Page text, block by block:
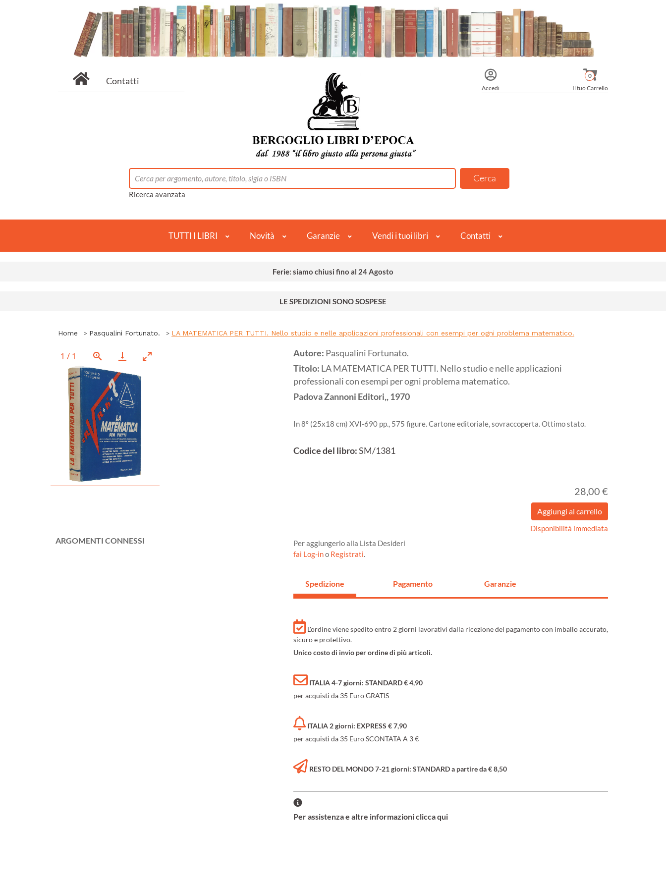
Contatti
Accedi Il tuo Carrello
0
Ricerca avanzata
TUTTI I LIBRI Novità Garanzie Vendi i tuoi libri Contatti
Ferie: siamo chiusi fino al 24 Agosto
LE SPEDIZIONI SONO SOSPESE
Home Pasqualini Fortunato. LA MATEMATICA PER TUTTI. Nello studio e nelle applicazioni professionali con esempi per ogni problema matematico.
1 / 1
ARGOMENTI CONNESSI
Autore: Pasqualini Fortunato.
Titolo: LA MATEMATICA PER TUTTI. Nello studio e nelle applicazioni
professionali con esempi per ogni problema matematico.
PadovaZannoni Editori,,1970
In 8º (25x18 cm) XVI-690 pp., 575 figure. Cartone editoriale, sovraccoperta. Ottimo stato.
Codice del libro:SM/1381
28,00 €
Disponibilità immediata
Per aggiungerlo alla Lista Desideri
fai Log-ino Registrati.
Spedizione Pagamento Garanzie
L'ordine viene spedito entro 2 giorni lavorativi dalla ricezione del pagamento con imballo accurato,
sicuro e protettivo.
Unico costo di invio per ordine di più articoli.
ITALIA 4-7 giorni: STANDARD € 4,90
per acquisti da 35 Euro GRATIS
ITALIA 2 giorni: EXPRESS € 7,90
per acquisti da 35 Euro SCONTATA A 3 €
RESTO DEL MONDO 7-21 giorni: STANDARD a partire da € 8,50
Per assistenza e altre informazioni clicca qui